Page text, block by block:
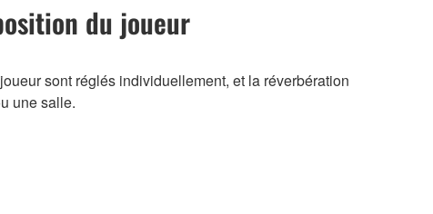
du joueur
sont réglés individuellement, et la réverbération
une salle.